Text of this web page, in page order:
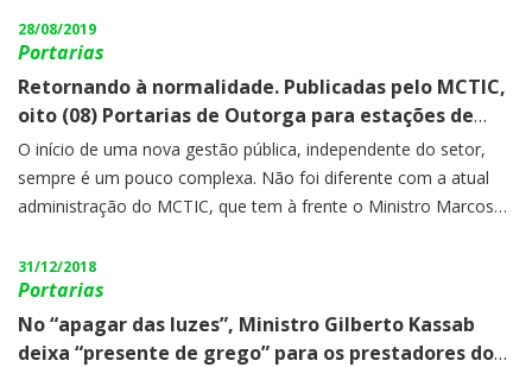
28/08/2019
Portarias
Retornando à normalidade. Publicadas pelo MCTIC,
oito (08) Portarias de Outorga para estações de
radcom.
O início de uma nova gestão pública, independente do setor,
sempre é um pouco complexa. Não foi diferente com a atual
administração do MCTIC, que tem à frente o Ministro Marcos
31/12/2018
Portarias
No “apagar das luzes”, Ministro Gilberto Kassab
deixa “presente de grego” para os prestadores do